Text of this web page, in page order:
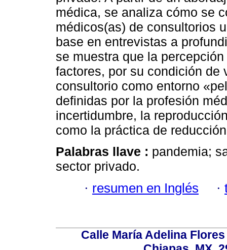
médica, se analiza cómo se
médicos(as) de consultorios
base en entrevistas a
se muestra que la
factores, por su condición de
consultorio como entorno
definidas por la profesión
incertidumbre, la
como la práctica de
Palabras llave : pandemia;
sector privado.
· resumen en Inglés ·
Calle María Adelina